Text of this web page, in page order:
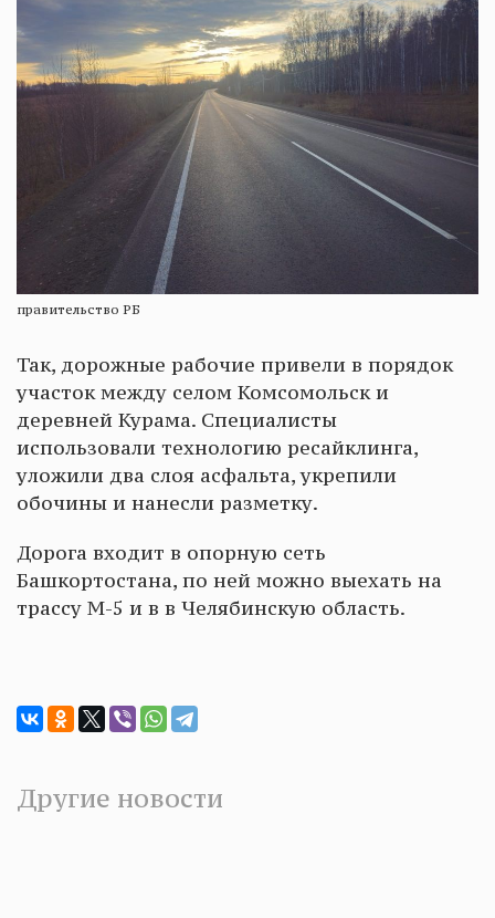
правительство РБ
Так, дорожные рабочие привели в порядок
участок между селом Комсомольск и
деревней Курама. Специалисты
использовали технологию ресайклинга,
уложили два слоя асфальта, укрепили
обочины и нанесли разметку.
Дорога входит в опорную сеть
Башкортостана, по ней можно выехать на
трассу М-5 и в в Челябинскую область.
Другие новости